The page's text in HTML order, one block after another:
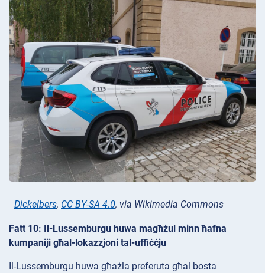
Dickelbers, CC BY-SA 4.0, via Wikimedia Commons
Fatt 10: Il-Lussemburgu huwa magħżul minn ħafna
kumpaniji għal-lokazzjoni tal-uffiċċju
Il-Lussemburgu huwa għażla preferuta għal bosta